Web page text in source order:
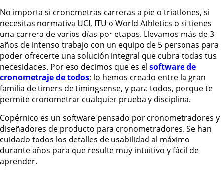
No importa si cronometras carreras a pie o triatlones, si
necesitas normativa UCI, ITU o World Athletics o si tienes
una carrera de varios días por etapas. Llevamos más de 3
años de intenso trabajo con un equipo de 5 personas para
poder ofrecerte una solución integral que cubra todas tus
necesidades. Por eso decimos que es el software de
cronometraje de todos; lo hemos creado entre la gran
familia de timers de timingsense, y para todos, porque te
permite cronometrar cualquier prueba y disciplina.
Copérnico es un software pensado por cronometradores y
diseñadores de producto para cronometradores. Se han
cuidado todos los detalles de usabilidad al máximo
durante años para que resulte muy intuitivo y fácil de
aprender.